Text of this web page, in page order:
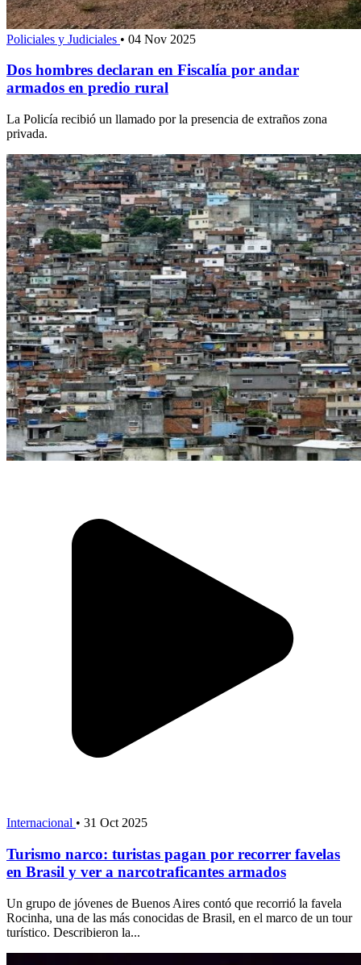
Policiales y Judiciales • 04 Nov 2025
Dos hombres declaran en Fiscalía por andar
armados en predio rural
La Policía recibió un llamado por la presencia de extraños zona
privada.
Internacional • 31 Oct 2025
Turismo narco: turistas pagan por recorrer favelas
en Brasil y ver a narcotraficantes armados
Un grupo de jóvenes de Buenos Aires contó que recorrió la favela
Rocinha, una de las más conocidas de Brasil, en el marco de un tour
turístico. Describieron la...